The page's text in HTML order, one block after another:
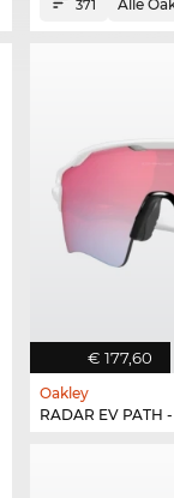
371 Alle
€ 177,60
Oakley
RADAR EV PATH